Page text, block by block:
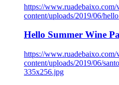
https://www.ruadebaixo.com/
content/uploads/2019/06/
Hello Summer Wine
https://www.ruadebaixo.com/
content/uploads/2019/06/
335x256.jpg